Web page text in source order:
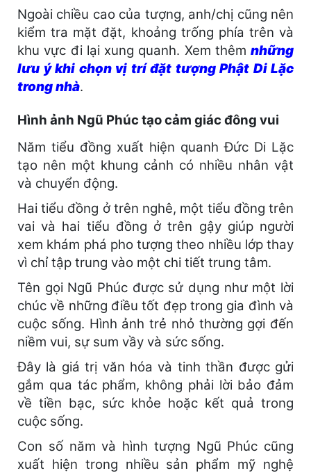
Ngoài chiều cao của tượng, anh/chị cũng nên
kiểm tra mặt đặt, khoảng trống phía trên và
khu vực đi lại xung quanh. Xem thêm những
lưu ý khi chọn vị trí đặt tượng Phật Di Lặc
trong nhà.
Hình ảnh Ngũ Phúc tạo cảm giác đông vui
Năm tiểu đồng xuất hiện quanh Đức Di Lặc
tạo nên một khung cảnh có nhiều nhân vật
và chuyển động.
Hai tiểu đồng ở trên nghê, một tiểu đồng trên
vai và hai tiểu đồng ở trên gậy giúp người
xem khám phá pho tượng theo nhiều lớp thay
vì chỉ tập trung vào một chi tiết trung tâm.
Tên gọi Ngũ Phúc được sử dụng như một lời
chúc về những điều tốt đẹp trong gia đình và
cuộc sống. Hình ảnh trẻ nhỏ thường gợi đến
niềm vui, sự sum vầy và sức sống.
Đây là giá trị văn hóa và tinh thần được gửi
gắm qua tác phẩm, không phải lời bảo đảm
về tiền bạc, sức khỏe hoặc kết quả trong
cuộc sống.
Con số năm và hình tượng Ngũ Phúc cũng
xuất hiện trong nhiều sản phẩm mỹ nghệ